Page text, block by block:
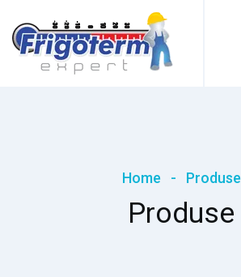
Home - Produse
Produse